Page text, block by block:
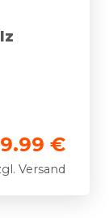
€
Versand